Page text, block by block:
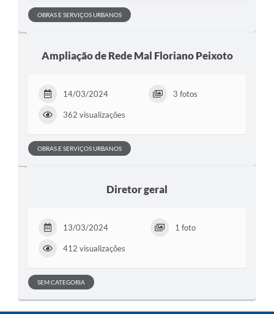
OBRAS E SERVIÇOS URBANOS
Ampliação de Rede Mal Floriano Peixoto
14/03/2024 3 fotos
362 visualizações
OBRAS E SERVIÇOS URBANOS
Diretor geral
13/03/2024 1 foto
412 visualizações
SEM CATEGORIA